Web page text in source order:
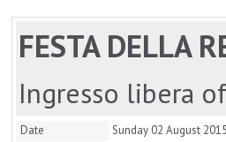
FESTA DELLA
Ingresso libera
Date
Sunday 02 August